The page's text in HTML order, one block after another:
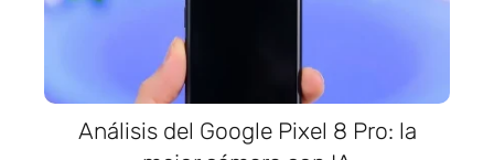
Análisis del Google Pixel 8 Pro: la